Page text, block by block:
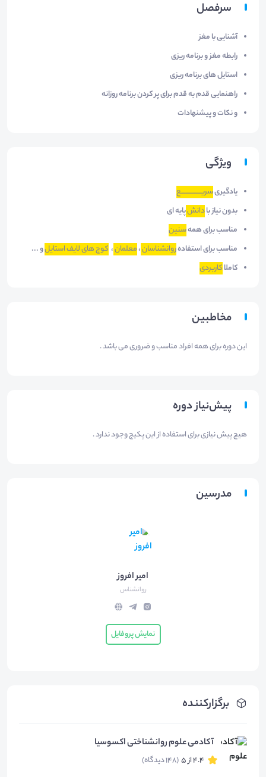
برگزارکننده
آکادمی علوم روانشناختی اکسوسیا
4.4 از 5 (148 دیدگاه)
سرفصل
آشنایی با مغز
رابطه مغز و برنامه ریزی
استایل های برنامه ریزی
راهنمایی قدم به قدم برای پر کردن برنامه روزانه
و نکات و پیشنهادات
ویژگی
یادگیریسریـــــــــــــــــع
بدون نیاز بادانشپایه ای
مناسب برای همهسنین
مناسب برای استفادهروانشناسان،معلمان، کوچ های لایف استایلو ...
کاملاکاربردی
مخاطبین
این دوره برای همه افراد مناسب و ضروری می باشد .
پیش‌نیاز دوره
هیچ پیش نیازی برای استفاده از این پکیج وجود ندارد .
مدرسین
امیر افروز
روانشناس
نمایش پروفایل